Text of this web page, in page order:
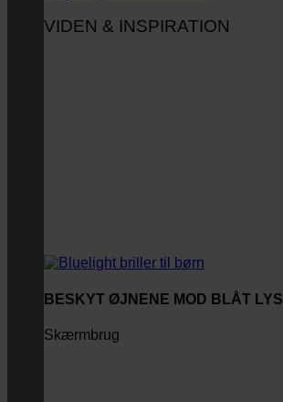
VIDEN & INSPIRATION
BESKYT ØJNENE MOD BLÅT LYS
Skærmbrug